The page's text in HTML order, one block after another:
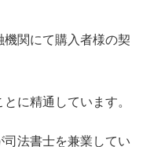
関にて購入者様の契
に精通しています。
法書士を兼業してい